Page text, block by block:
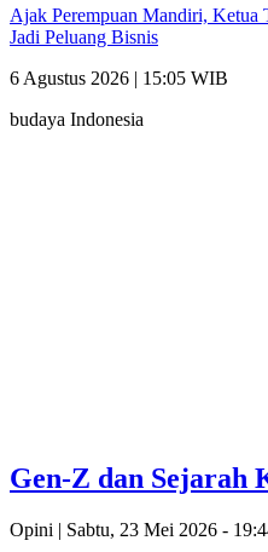
Ajak Perempuan Mandiri,
Jadi Peluang Bisnis
6 Agustus 2026 | 15:05 WIB
budaya Indonesia
Gen-Z dan Sejarah
Opini | Sabtu, 23 Mei 2026 -